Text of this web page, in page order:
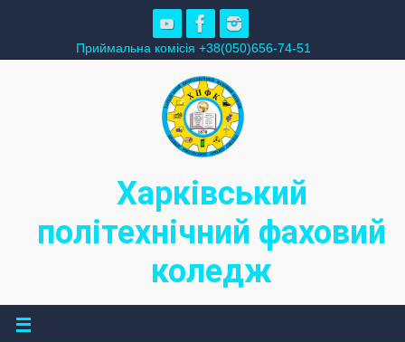
Приймальна комісія +38(050)656-74-51
Харківський
політехнічний фаховий
коледж